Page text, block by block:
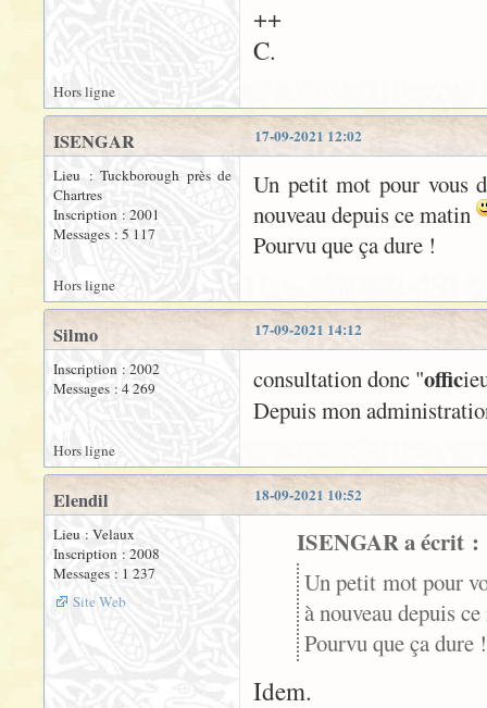
++
C.
Hors ligne
17-09-2021 12:02
ISENGAR
Lieu : Tuckborough près de
Chartres
Inscription : 2001
Messages : 5 117
Un petit mot pour vous
nouveau depuis ce matin
Pourvu que ça dure !
Hors ligne
17-09-2021 14:12
Silmo
Inscription : 2002
Messages : 4 269
consultation donc "offic
Depuis mon
Hors ligne
18-09-2021 10:52
Elendil
Lieu : Velaux
Inscription : 2008
Messages : 1 237
Site Web
ISENGAR a écrit :
Un petit mot pour
à nouveau depuis
Pourvu que ça dure !
Idem.